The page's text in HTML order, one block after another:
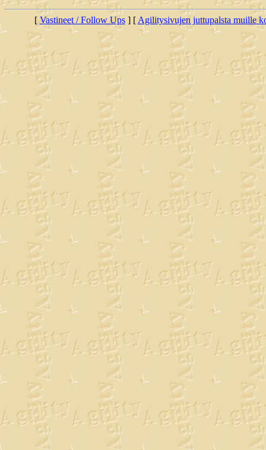
[Vastineet / Follow Ups] [Agilitysivujen juttupalsta muille